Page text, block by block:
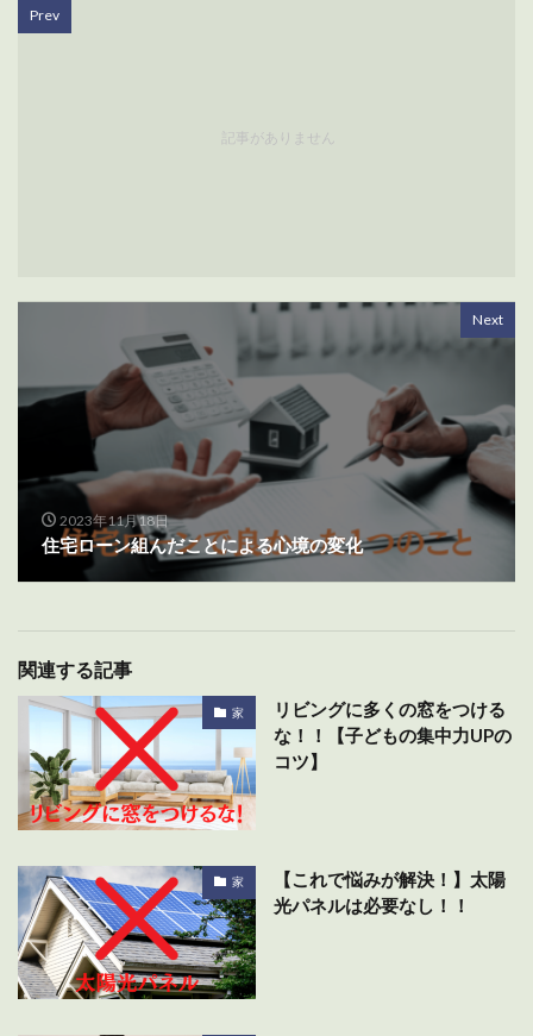
Prev
記事がありません
Next
2023年11月18日
住宅ローン組んだことによる心境の変化
関連する記事
家
リビングに多くの窓をつける
な！！【子どもの集中力UPの
コツ】
家
【これで悩みが解決！】太陽
光パネルは必要なし！！